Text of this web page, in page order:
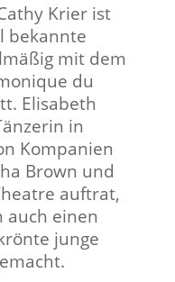
Krier ist
bekannte
mit dem
du
Elisabeth
in
Kompanien
Brown und
auftrat,
auch einen
junge